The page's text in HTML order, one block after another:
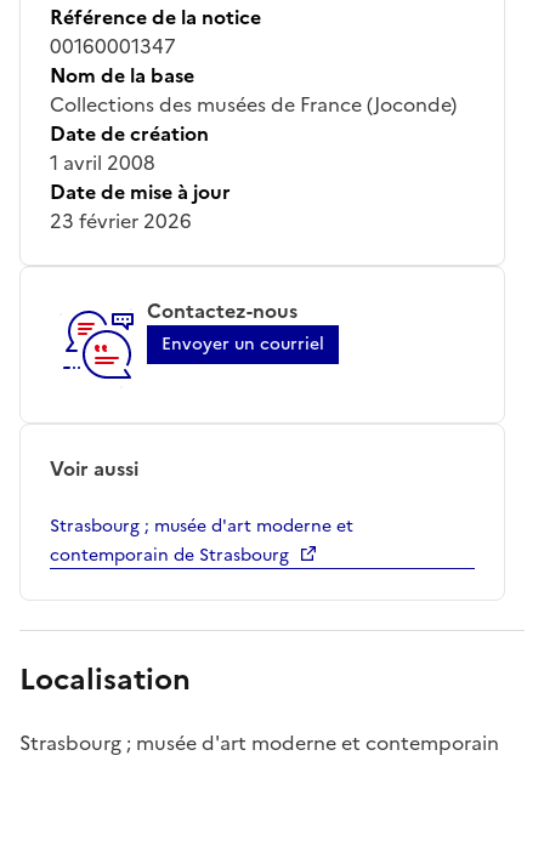
Référence de la notice
00160001347
Nom de la base
Collections des musées de France (Joconde)
Date de création
1 avril 2008
Date de mise à jour
23 février 2026
Contactez-nous
Envoyer un courriel
Voir aussi
Strasbourg ; musée d'art moderne et
contemporain de Strasbourg
Localisation
Strasbourg ; musée d'art moderne et contemporain